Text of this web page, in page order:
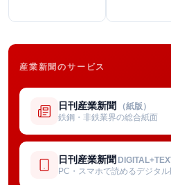
産業新聞のサービス
日刊産業新聞 （紙版）
鉄鋼・非鉄業界の総合紙面
日刊産業新聞
PC・スマホで読めるデジタル